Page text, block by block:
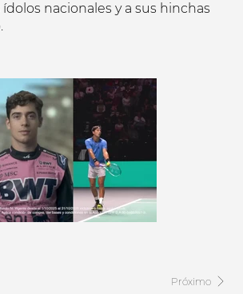
nacionales y a sus hinchas
Próximo